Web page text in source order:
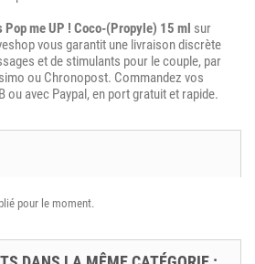
Pop me UP ! Coco-(Propyle) 15 ml sur
vous garantit une livraison discrète
et de stimulants pour le couple, par
ou Chronopost. Commandez vos
ou avec Paypal, en port gratuit et rapide.
pour le moment.